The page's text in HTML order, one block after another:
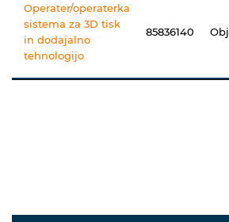
Operater/operaterka
sistema za 3D tisk
in dodajalno
tehnologijo
85836140